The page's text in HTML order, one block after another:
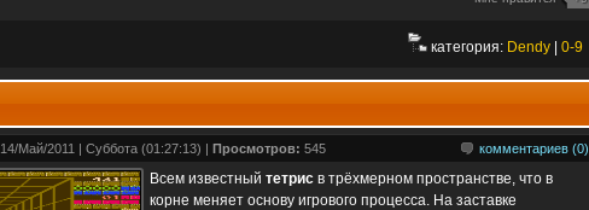
категория: Dendy 0-9
комментариев (0)
14/Май/2011 | Суббота (01:27:13) | Просмотров: 545
Всем известный тетрис в трёхмерном пространстве, что в
корне меняет основу игрового процесса. На заставке